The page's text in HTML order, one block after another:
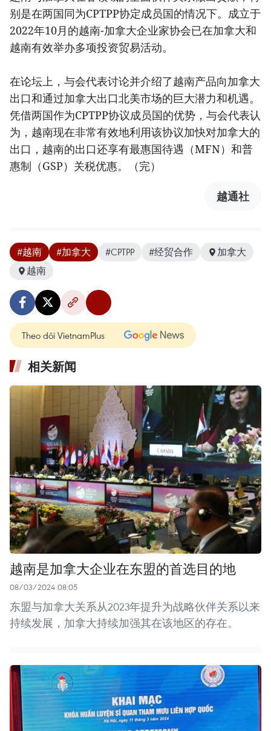
别是在两国同为CPTPP协定成员国的情况下。成立于
2022年10月的越南-加拿大企业家协会已在加拿大和
越南有效举办多项投资贸易活动。
在论坛上，与会代表讨论并介绍了越南产品向加拿大
出口和通过加拿大出口北美市场的巨大潜力和机遇。
凭借两国作为CPTPP协议成员国的优势，与会代表认
为，越南现在非常有效地利用该协议加快对加拿大的
出口，越南的出口还享有最惠国待遇（MFN）和普
惠制（GSP）关税优惠。（完）
越通社
#越南 #加拿大 #CPTPP #经贸合作
加拿大
越南
Theo dõi VietnamPlus
相关新闻
越南是加拿大企业在东盟的首选目的地
08/03/2024 08:05
东盟与加拿大关系从2023年提升为战略伙伴关系以来
持续发展，加拿大持续加强其在该地区的存在。